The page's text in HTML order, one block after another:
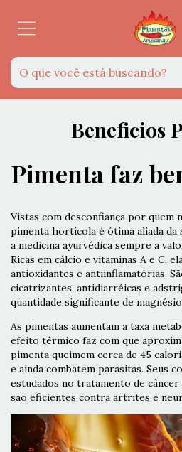
Beneficios
Pimenta faz
Vistas com desconfiança por quem
pimenta hortícola é ótima aliada da
a medicina ayurvédica sempre a
Ricas em cálcio e vitaminas A e C,
antioxidantes e antiinflamatórias.
cicatrizantes, antidiarréicas e
quantidade significante de
As pimentas aumentam a taxa
efeito térmico faz com que
pimenta queimem cerca de 45
e ainda combatem parasitas. Seus
estudados no tratamento de câncer
são eficientes contra artrites e